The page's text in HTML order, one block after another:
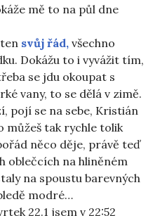
mě to na půl dne
svůj řád, všechno
Dokážu to i vyvážit tím,
se jdu okoupat s
vany, to se dělá v zimě.
pojí se na sebe, Kristián
můžeš tak rychle tolik
něco děje, právě teď
oblečcích na hliněném
na spoustu barevných
modré…
22.1 jsem v 22:52